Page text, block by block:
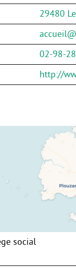
29480
02-98-
http://
social